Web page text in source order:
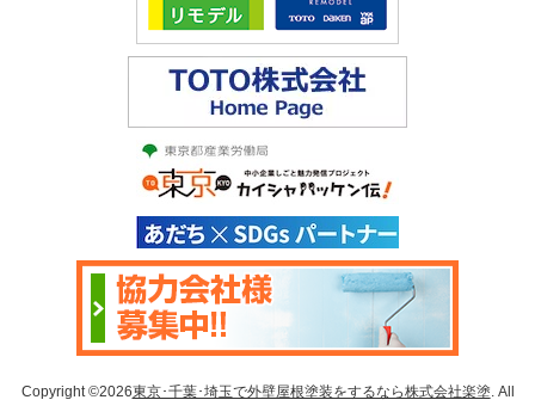
Copyright ©2026東京･千葉･埼玉で外壁屋根塗装をするなら株式会社楽塗 . All